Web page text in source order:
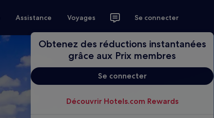
Assistance Voyages Se connecter
Obtenez des réductions instantanées
grâce aux Prix membres
Se connecter
Découvrir Hotels.com Rewards